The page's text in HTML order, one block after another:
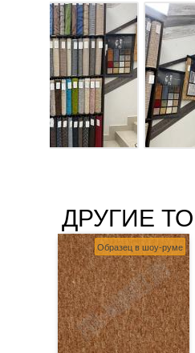
ДРУГИЕ
Образец в шоу-руме